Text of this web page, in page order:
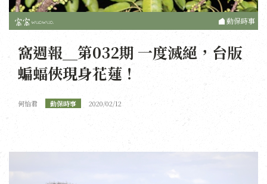
動保時事
窩週報＿第032期 一度滅絕，台版
蝙蝠俠現身花蓮！
何怡君 動保時事 2020/02/12